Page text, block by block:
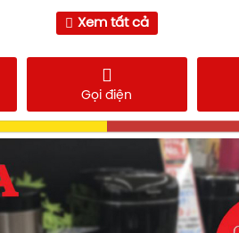
Xem tất cả
Gọi điện